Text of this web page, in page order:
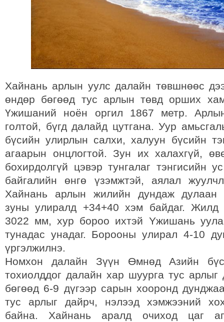
Хайнань арлын уулс далайн төвшнөөс
өндөр бөгөөд тус арлын төвд орших
Үжишаний ноён оргил 1867 метр.
голтой, бүгд далайд цутгана. Уур
бүсийн улирлын салхи, халуун бүсийн
агаарын онцлогтой. Зун их халахгүй,
бохирдолгүй цэвэр тунгалаг тэнгисийн
байгалийн өнгө үзэмжтэй, аялал
Хайнань арлын жилийн дундаж дулаан
зуны улиралд +34+40 хэм байдаг. Жилд
3022 мм, хур бороо ихтэй Yжишань
тунадас унадаг. Борооны улирал 4-10
үргэлжилнэ.
Номхон далайн Зүүн Өмнөд Азийн бүс
тохиолддог далайн хар шуурга тус арлыг
бөгөөд 6-9 дүгээр сарын хооронд
тус арлыг дайрч, нэлээд хэмжээний
байна. Хайнань аралд очиход цаг